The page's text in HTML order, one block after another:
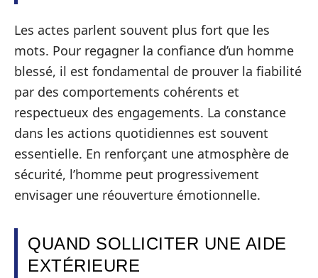
Les actes parlent souvent plus fort que les
mots. Pour regagner la confiance d’un homme
blessé, il est fondamental de prouver la fiabilité
par des comportements cohérents et
respectueux des engagements. La constance
dans les actions quotidiennes est souvent
essentielle. En renforçant une atmosphère de
sécurité, l’homme peut progressivement
envisager une réouverture émotionnelle.
QUAND SOLLICITER UNE AIDE
EXTÉRIEURE